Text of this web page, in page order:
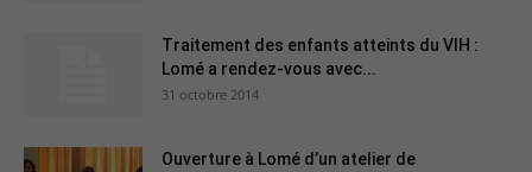
Traitement des enfants atteints du VIH :
Lomé a rendez-vous avec...
31 octobre 2014
Ouverture à Lomé d’un atelier de